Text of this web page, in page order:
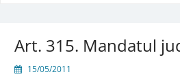
Art. 315. Mandatul
15/05/2011